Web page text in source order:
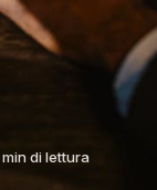
di lettura